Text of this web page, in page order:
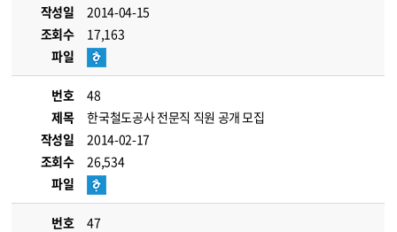
작성일
2014-04-15
조회수
17,163
파일
번호
48
제목
한국철도공사 전문직 직원 공개 모집
작성일
2014-02-17
조회수
26,534
파일
번호
47